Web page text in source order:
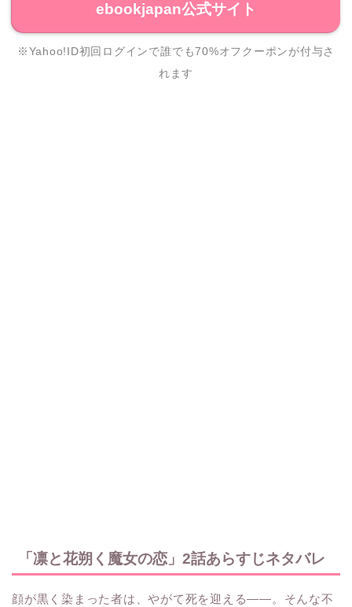
ebookjapan公式サイト
※Yahoo!ID初回ログインで誰でも70%オフクーポンが付与さ
れます
「凛と花朔く魔女の恋」2話あらすじネタバレ
顔が黒く染まった者は、やがて死を迎える——。そんな不